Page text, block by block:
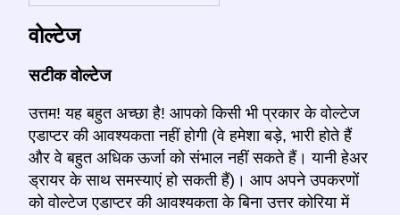
वोल्टेज
सटीक वोल्टेज
उत्तम! यह बहुत अच्छा है! आपको किसी भी प्रकार के वोल्टेज
एडाप्टर की आवश्यकता नहीं होगी (वे हमेशा बड़े, भारी होते हैं
और वे बहुत अधिक ऊर्जा को संभाल नहीं सकते हैं। यानी हेअर
ड्रायर के साथ समस्याएं हो सकती हैं)। आप अपने उपकरणों
को वोल्टेज एडाप्टर की आवश्यकता के बिना उत्तर कोरिया में